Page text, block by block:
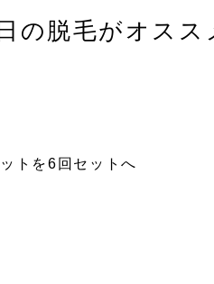
の脱毛がオス
トを6回セットへ